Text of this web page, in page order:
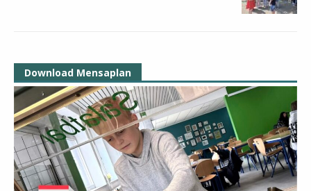
Download Mensaplan